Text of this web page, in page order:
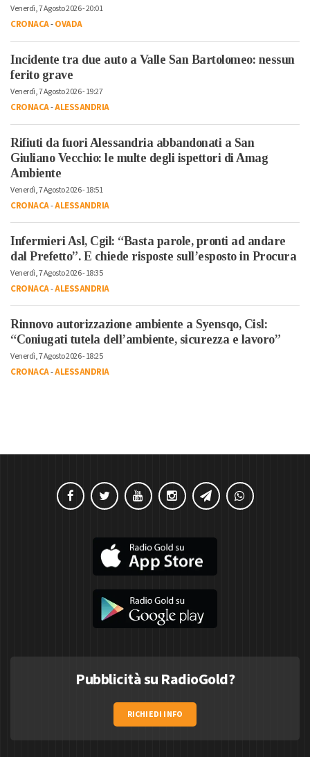
Venerdì, 7 Agosto 2026 - 20:01
CRONACA-OVADA
Incidente tra due auto a Valle San Bartolomeo: nessun
ferito grave
Venerdì, 7 Agosto 2026 - 19:27
CRONACA-ALESSANDRIA
Rifiuti da fuori Alessandria abbandonati a San
Giuliano Vecchio: le multe degli ispettori di Amag
Ambiente
Venerdì, 7 Agosto 2026 - 18:51
CRONACA-ALESSANDRIA
Infermieri Asl, Cgil: “Basta parole, pronti ad andare
dal Prefetto”. E chiede risposte sull’esposto in Procura
Venerdì, 7 Agosto 2026 - 18:35
CRONACA-ALESSANDRIA
Rinnovo autorizzazione ambiente a Syensqo, Cisl:
“Coniugati tutela dell’ambiente, sicurezza e lavoro”
Venerdì, 7 Agosto 2026 - 18:25
CRONACA-ALESSANDRIA
Pubblicità su RadioGold?
RICHIEDI INFO